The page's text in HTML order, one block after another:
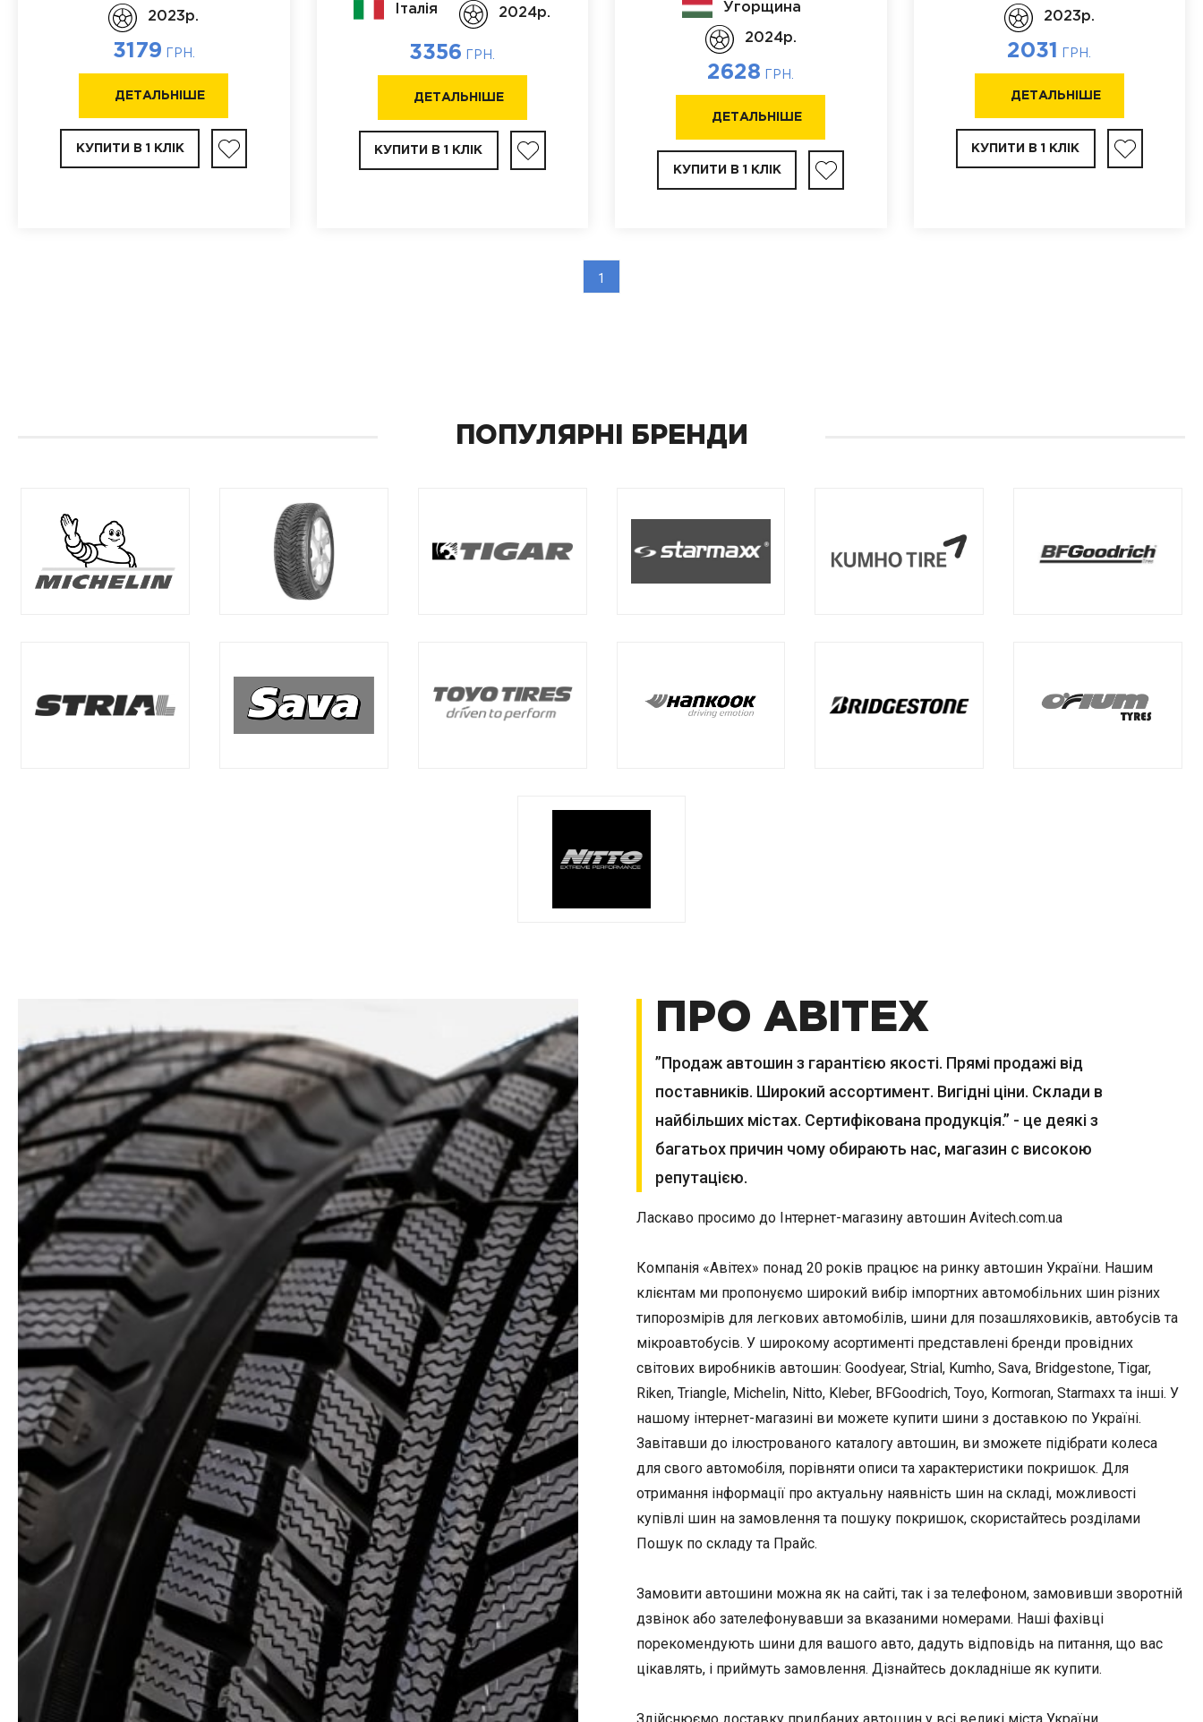
2023p.
3179 ГРН.
ДЕТАЛЬНІШЕ
КУПИТИ В 1 КЛІК
Італія 2024p.
3356 ГРН.
ДЕТАЛЬНІШЕ
КУПИТИ В 1 КЛІК
Угорщина
2024p.
2628 ГРН.
ДЕТАЛЬНІШЕ
КУПИТИ В 1 КЛІК
2023p.
2031 ГРН.
ДЕТАЛЬНІШЕ
КУПИТИ В 1 КЛІК
1
ПОПУЛЯРНІ БРЕНДИ
ПРО АВІТЕХ
”Продаж автошин з гарантією якості. Прямі продажі від
поставників. Широкий ассортимент. Вигідні ціни. Склади в
найбільших містах. Сертифікована продукція.” - це деякі з
багатьох причин чому обирають нас, магазин с високою
репутацією.
Ласкаво просимо до Інтернет-магазину автошин Avitech.com.ua
Компанія «Авітех» понад 20 років працює на ринку автошин України. Нашим
клієнтам ми пропонуємо широкий вибір імпортних автомобільних шин різних
типорозмірів для легкових автомобілів, шини для позашляховиків, автобусів та
мікроавтобусів. У широкому асортименті представлені бренди провідних
світових виробників автошин: Goodyear, Strial, Kumho, Sava, Bridgestone, Tigar,
Riken, Triangle, Michelin, Nitto, Kleber, BFGoodrich, Toyo, Kormoran, Starmaxx та інші. У
нашому інтернет-магазині ви можете купити шини з доставкою по Україні.
Завітавши до ілюстрованого каталогу автошин, ви зможете підібрати колеса
для свого автомобіля, порівняти описи та характеристики покришок. Для
отримання інформації про актуальну наявність шин на складі, можливості
купівлі шин на замовлення та пошуку покришок, скористайтесь розділами
Пошук по складу та Прайс.
Замовити автошини можна як на сайті, так і за телефоном, замовивши зворотній
дзвінок або зателефонувавши за вказаними номерами. Наші фахівці
порекомендують шини для вашого авто, дадуть відповідь на питання, що вас
цікавлять, і приймуть замовлення. Дізнайтесь докладніше як купити.